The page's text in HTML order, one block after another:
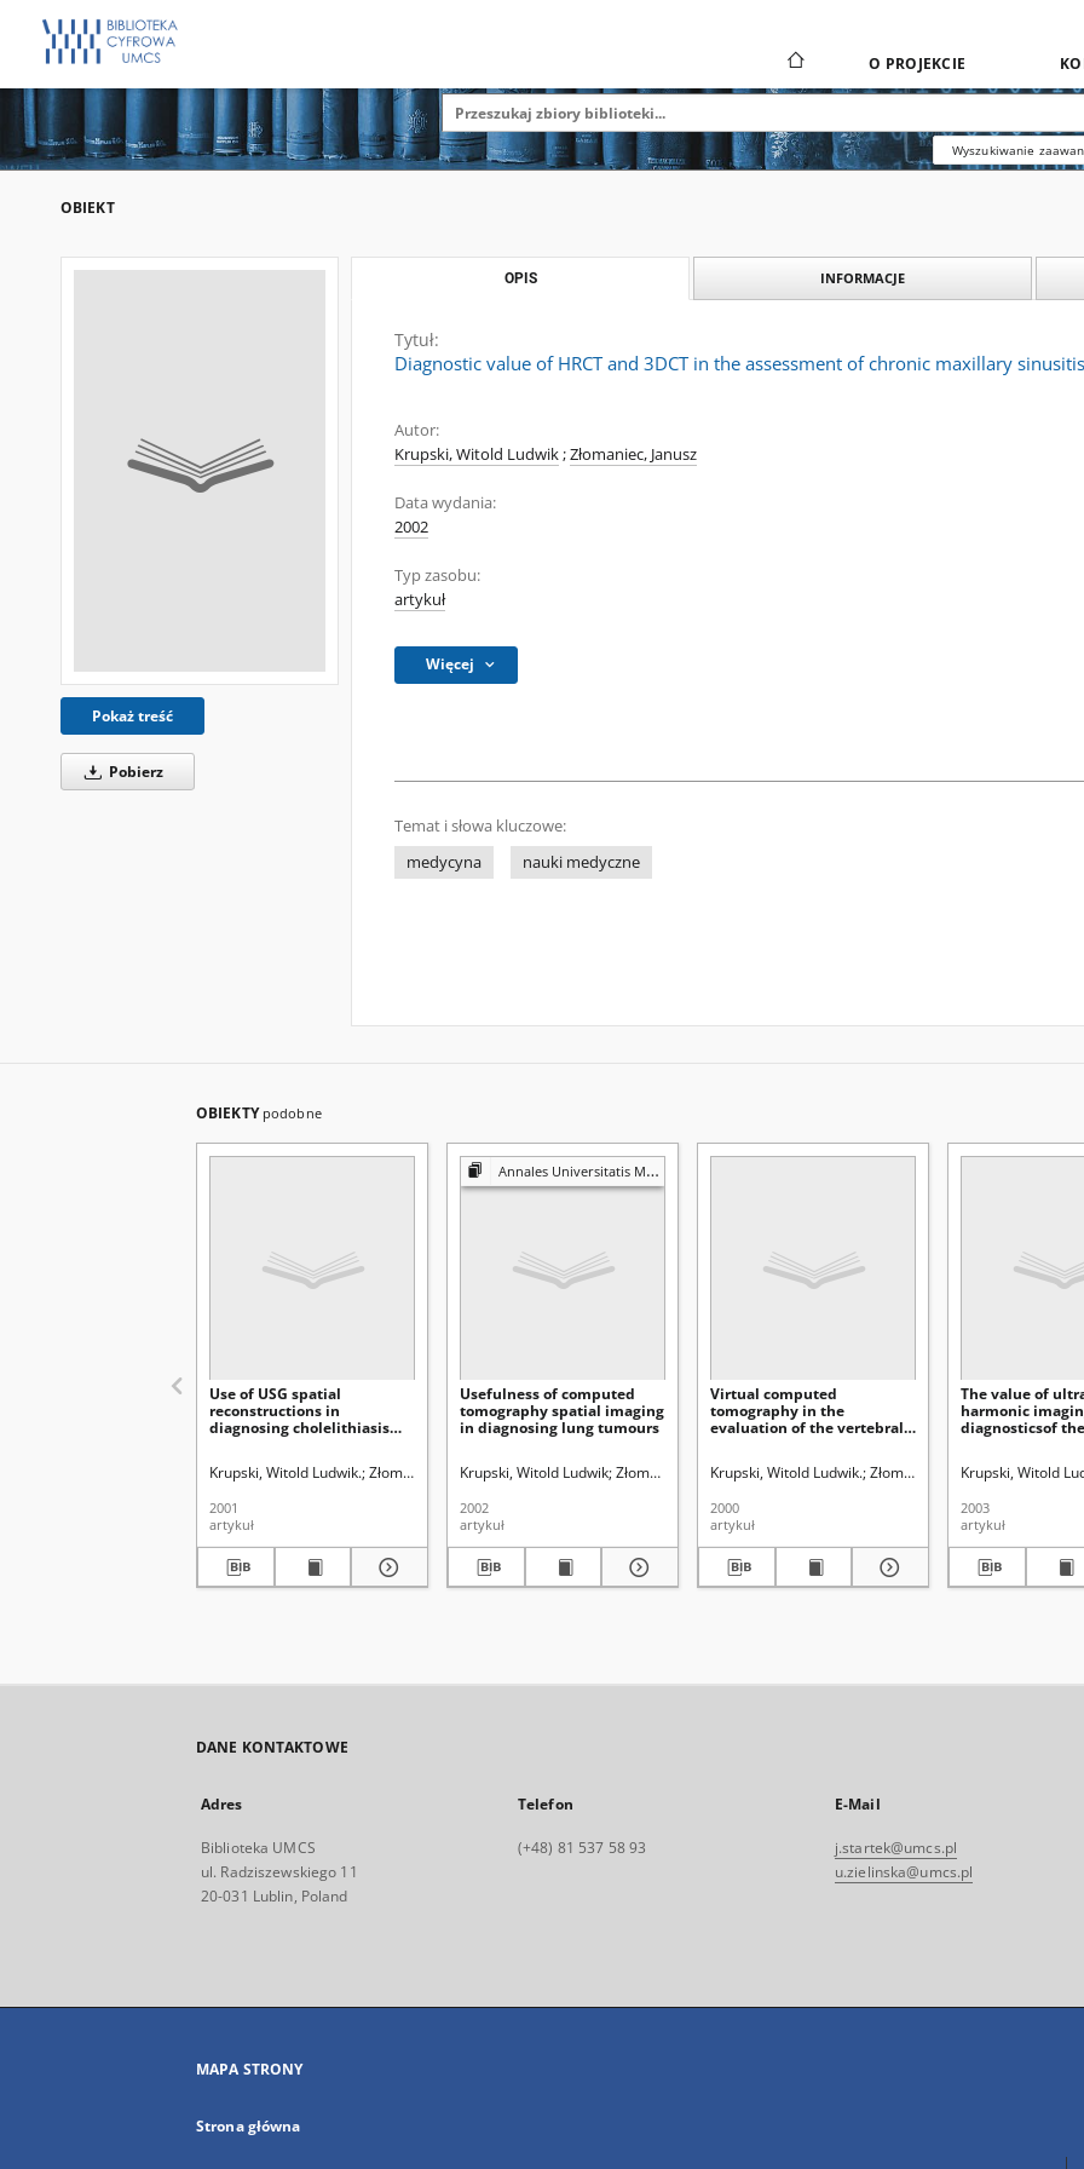
O PROJEKCIE
Wyszukiwanie
OBIEKT
Pokaż treść
Pobierz
OPIS INFORMACJE
Tytuł:
Diagnostic value of HRCT and 3DCT in the assessment of chronic maxillary sinusitis
Autor:
Krupski, Witold Ludwik;Złomaniec, Janusz
Data wydania:
2002
Typ zasobu:
artykuł
Więcej
Temat i słowa kluczowe:
medycyna
nauki medyczne
OBIEKTY podobne
Use of USG spatial
reconstructions in
diagnosing cholelithiasis
Krupski, Witold Ludwik. Złomaniec, Janusz. Złomaniec, Janusz.
2001
artykuł
Annales Universitatis Mariae Curie-Skłodowska. Sectio D, Medicina
Usefulness of computed
tomography spatial imaging
in diagnosing lung tumours
Krupski, Witold Ludwik Złomaniec, Janusz Bryc, Stanisław (1928- ). Redaktor sekcji
2002
artykuł
Virtual computed
tomography in the
evaluation of the vertebral
Krupski, Witold Ludwik. Złomaniec, Grażyna.
2000
artykuł
The value of
harmonic
diagnosticsof
Krupski, Witold
2003
artykuł
DANE KONTAKTOWE
Adres
Biblioteka UMCS
ul. Radziszewskiego 11
20-031 Lublin, Poland
Telefon
(+48) 81 537 58 93
E-Mail
j.startek@umcs.pl
u.zielinska@umcs.pl
MAPA STRONY
Strona główna